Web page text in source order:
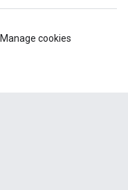
Manage cookies